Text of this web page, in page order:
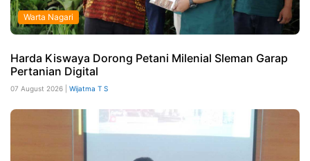
Warta Nagari
Harda Kiswaya Dorong Petani Milenial Sleman Garap
Pertanian Digital
07 August 2026 | Wijatma T S